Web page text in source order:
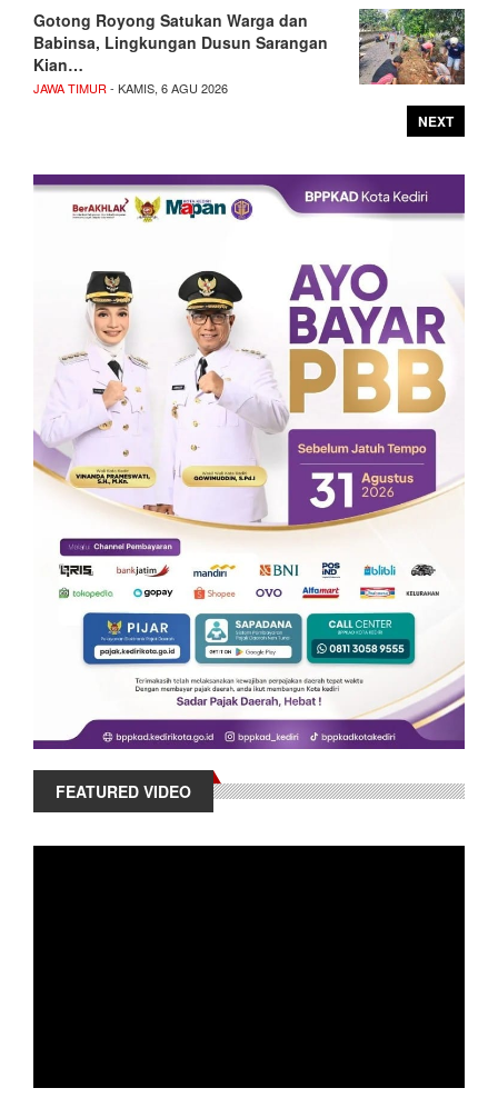
Gotong Royong Satukan Warga dan
Babinsa, Lingkungan Dusun Sarangan
Kian…
JAWA TIMUR - KAMIS, 6 AGU 2026
NEXT
FEATURED VIDEO